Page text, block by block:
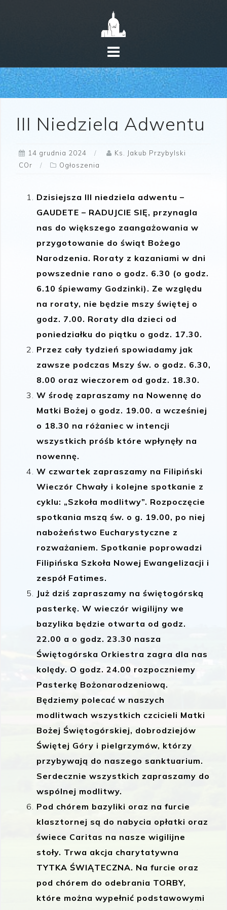
III Niedziela Adwentu
14 grudnia 2024
Ks. Jakub Przybylski
COr
Ogłoszenia
Dzisiejsza III niedziela adwentu –
GAUDETE – RADUJCIE SIĘ, przynagla
nas do większego zaangażowania w
przygotowanie do świąt Bożego
Narodzenia. Roraty z kazaniami w dni
powszednie rano o godz. 6.30 (o godz.
6.10 śpiewamy Godzinki). Ze względu
na roraty, nie będzie mszy świętej o
godz. 7.00. Roraty dla dzieci od
poniedziałku do piątku o godz. 17.30.
Przez cały tydzień spowiadamy jak
zawsze podczas Mszy św. o godz. 6.30,
8.00 oraz wieczorem od godz. 18.30.
W środę zapraszamy na Nowennę do
Matki Bożej o godz. 19.00. a wcześniej
o 18.30 na różaniec w intencji
wszystkich próśb które wpłynęły na
nowennę.
W czwartek zapraszamy na Filipiński
Wieczór Chwały i kolejne spotkanie z
cyklu: „Szkoła modlitwy”. Rozpoczęcie
spotkania mszą św. o g. 19.00, po niej
nabożeństwo Eucharystyczne z
rozważaniem. Spotkanie poprowadzi
Filipińska Szkoła Nowej Ewangelizacji i
zespół Fatimes.
Już dziś zapraszamy na świętogórską
pasterkę. W wieczór wigilijny we
bazylika będzie otwarta od godz.
22.00 a o godz. 23.30 nasza
Świętogórska Orkiestra zagra dla nas
kolędy. O godz. 24.00 rozpoczniemy
Pasterkę Bożonarodzeniową.
Będziemy polecać w naszych
modlitwach wszystkich czcicieli Matki
Bożej Świętogórskiej, dobrodziejów
Świętej Góry i pielgrzymów, którzy
przybywają do naszego sanktuarium.
Serdecznie wszystkich zapraszamy do
wspólnej modlitwy.
Pod chórem bazyliki oraz na furcie
klasztornej są do nabycia opłatki oraz
świece Caritas na nasze wigilijne
stoły. Trwa akcja charytatywna
TYTKA ŚWIĄTECZNA. Na furcie oraz
pod chórem do odebrania TORBY,
które można wypełnić podstawowymi